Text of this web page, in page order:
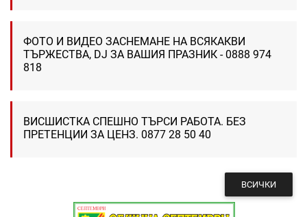
ФОТО И ВИДЕО ЗАСНЕМАНЕ НА ВСЯКАКВИ
ТЪРЖЕСТВА, DJ ЗА ВАШИЯ ПРАЗНИК - 0888 974
818
ВИСШИСТКА СПЕШНО ТЪРСИ РАБОТА. БЕЗ
ПРЕТЕНЦИИ ЗА ЦЕНЗ. 0877 28 50 40
ВСИЧКИ